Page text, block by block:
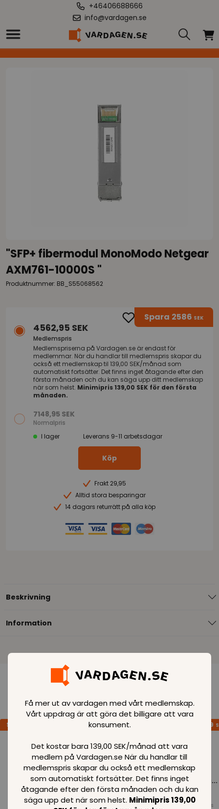
+46406688666
info@vardagen.se
Få mer ut av vardagen med vårt medlemskap.
Vårt uppdrag är att göra det billigare att vara
konsument.
Det kostar bara 139,00 SEK/månad att vara
medlem på Vardagen.se När du handlar till
medlemspris skapar du också ett medlemskap
som automatiskt fortsätter. Det finns inget
åtagande efter den första månaden och du kan
säga upp det när som helst. Minimipris 139,00
Hem
"SFP+ fibermodul MonoModo Netgear
AXM761-10000S "
Produktnummer: BB_S55068562
Spara 2586 SEK
4562,95 SEK
Medlemspris
Medlemspriserna på Vardagen.se är endast för
medlemmar. När du handlar till medlemspris skapar du
också ett medlemskap til 139,00 SEK/månad som
automatiskt fortsätter. Det finns inget åtagande efter den
första månaden och du kan säga upp ditt medlemskap
när som helst. Minimipris 139,00 SEK för den första
månaden.
7148,95 SEK
Normalpris
I lager
Leverans 9-11 arbetsdagar
Köp
Frakt 29,95
Alltid stora besparingar
14 dagars returrätt på alla köp
Beskrivning
Information
Loading..
SPARA
Loading...
Normalpris
SPARA 99 SEK
Loading...
Normalpris
99
Loading...
Normalpris